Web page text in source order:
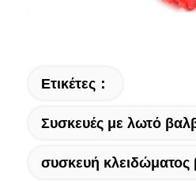
Ετικέτες：
Συσκευές με λωτό
συσκευή κλειδώματος